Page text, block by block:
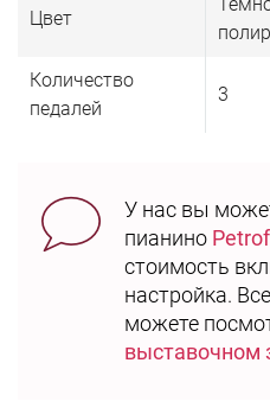
Цвет
Количество
педалей
3
У нас вы
пианино Petrof
стоимость
настройка.
можете
выставочном